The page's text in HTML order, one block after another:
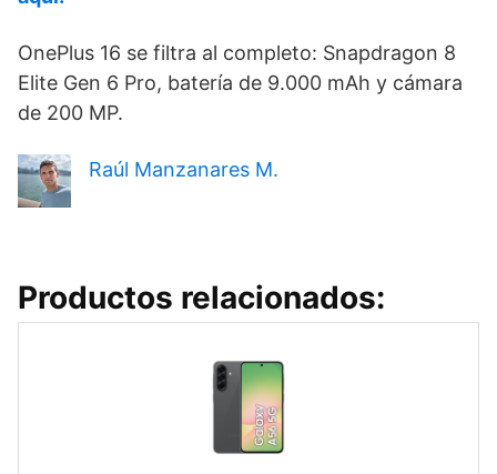
OnePlus 16 se filtra al completo: Snapdragon 8
Elite Gen 6 Pro, batería de 9.000 mAh y cámara
de 200 MP.
Raúl Manzanares M.
Productos relacionados: